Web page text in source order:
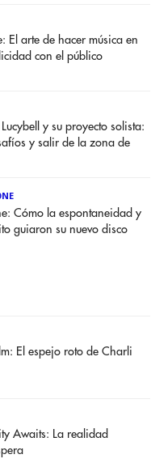
El arte de hacer música en
con el público
y su proyecto solista:
y salir de la zona de
Cómo la espontaneidad y
guiaron su nuevo disco
El espejo roto de Charli
Awaits: La realidad